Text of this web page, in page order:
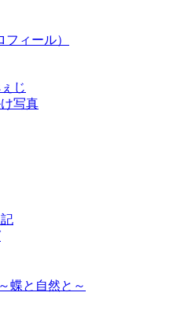
ィール）
じ
写真
蝶と自然と～